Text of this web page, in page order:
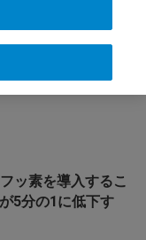
ッ素を導入するこ
5分の1に低下す